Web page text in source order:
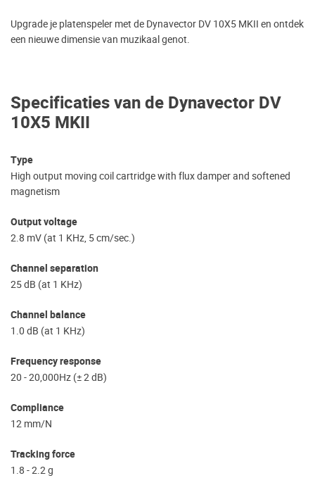
Specificaties van de Dynavector DV
10X5 MKII
Type
High output moving coil cartridge with flux damper and softened
magnetism
Output voltage
2.8 mV (at 1 KHz, 5 cm/sec.)
Channel separation
25 dB (at 1 KHz)
Channel balance
1.0 dB (at 1 KHz)
Frequency response
20 - 20,000Hz (± 2 dB)
Compliance
12 mm/N
Tracking force
1.8 - 2.2 g
Upgrade je platenspeler met de Dynavector DV 10X5 MKII en ontdek
een nieuwe dimensie van muzikaal genot.